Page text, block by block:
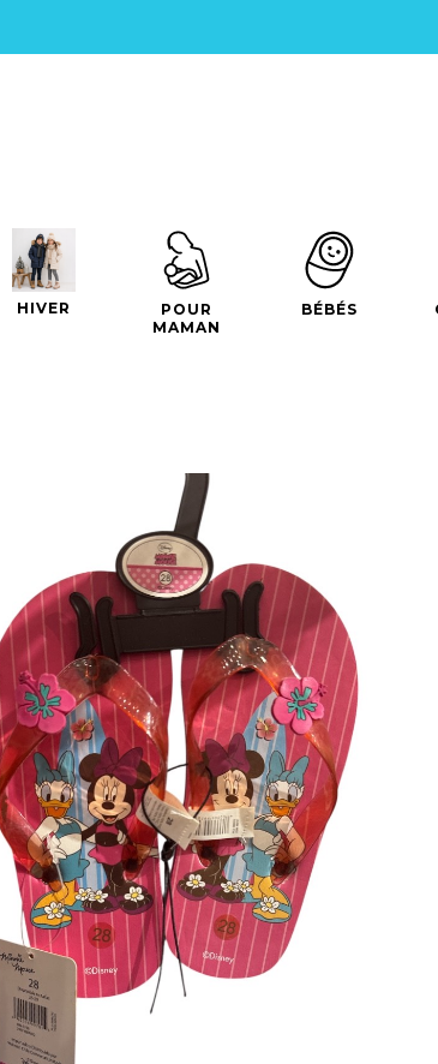
HIVER
POUR
MAMAN
BÉBÉS